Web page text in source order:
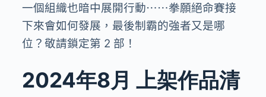
一個組織也暗中展開行動⋯⋯拳願絕命賽接
下來會如何發展，最後制霸的強者又是哪
位？敬請鎖定第 2 部！
2024年8月 上架作品清